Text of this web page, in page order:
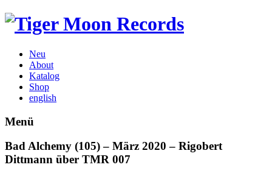
Neu
About
Katalog
Shop
english
Menü
Bad Alchemy (105) – März 2020 – Rigobert
Dittmann über TMR 007